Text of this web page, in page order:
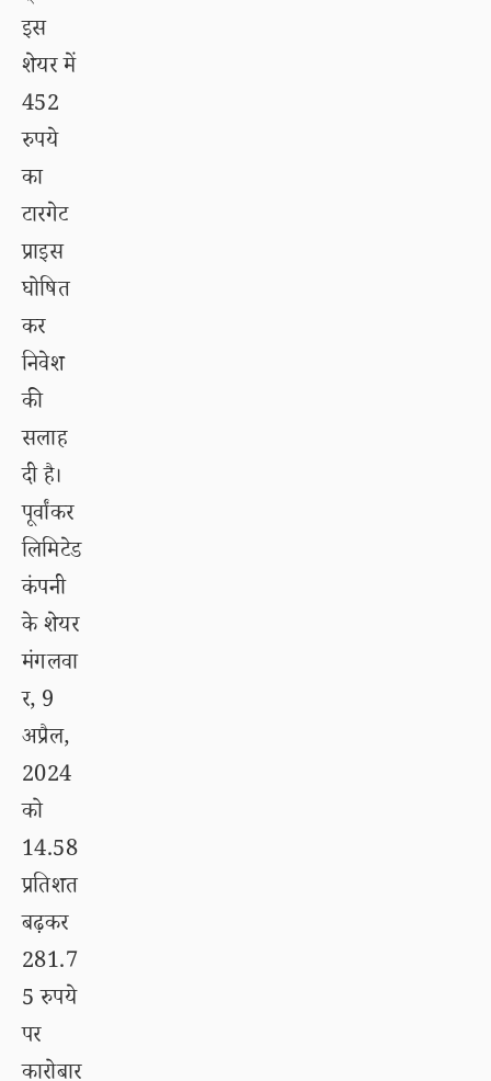
इस
शेयर में
452
रुपये
का
टारगेट
प्राइस
घोषित
कर
निवेश
की
सलाह
दी है।
पूर्वांकर
लिमिटेड
कंपनी
के शेयर
मंगलवा
र, 9
अप्रैल,
2024
को
14.58
प्रतिशत
बढ़कर
281.7
5 रुपये
पर